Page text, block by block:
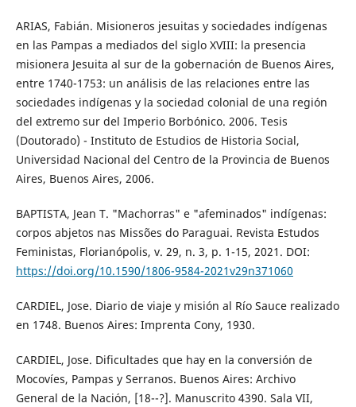
ARIAS, Fabián. Misioneros jesuitas y sociedades indígenas
en las Pampas a mediados del siglo XVIII: la presencia
misionera Jesuita al sur de la gobernación de Buenos Aires,
entre 1740-1753: un análisis de las relaciones entre las
sociedades indígenas y la sociedad colonial de una región
del extremo sur del Imperio Borbónico. 2006. Tesis
(Doutorado) - Instituto de Estudios de Historia Social,
Universidad Nacional del Centro de la Provincia de Buenos
Aires, Buenos Aires, 2006.
BAPTISTA, Jean T. "Machorras" e "afeminados" indígenas:
corpos abjetos nas Missões do Paraguai. Revista Estudos
Feministas, Florianópolis, v. 29, n. 3, p. 1-15, 2021. DOI:
https://doi.org/10.1590/1806-9584-2021v29n371060
CARDIEL, Jose. Diario de viaje y misión al Río Sauce realizado
en 1748. Buenos Aires: Imprenta Cony, 1930.
CARDIEL, Jose. Dificultades que hay en la conversión de
Mocovíes, Pampas y Serranos. Buenos Aires: Archivo
General de la Nación, [18--?]. Manuscrito 4390. Sala VII,